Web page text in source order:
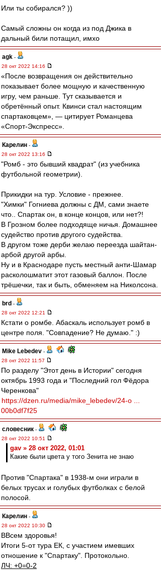
Или ты собирался? ))
Самый сложны он когда из под Джика в
дальный били потащил, имхо
agk -
28 окт 2022 14:16
«После возвращения он действительно
показывает более мощную и качественную
игру, чем раньше. Тут сказывается и
обретённый опыт. Квинси стал настоящим
спартаковцем», — цитирует Романцева
«Спорт-Экспресс».
Карелин -
28 окт 2022 13:16
"Ромб - это бывший квадрат" (из учебника
футбольной геометрии).
Прикидки на тур. Условие - прежнее.
"Химки" Гогниева должны с ДМ, сами знаете
что.. Спартак он, в конце концов, или нет?!
В Грозном более подходяще ничья. Домашнее
судейство против другого судейства.
В другом тоже дерби желаю переезда шайтан-
арбой другой арбы.
Ну и в Краснодаре пусть местный анти-Шамар
расколошматит этот газовый баллон. После
трёшечки, так и быть, обменяем на Николсона.
brd -
28 окт 2022 12:21
Кстати о ромбе. Абаскаль использует ромб в
центре поля. "Совпадение? Не думаю." :)
Mike Lebedev -
28 окт 2022 11:57
По разделу "Этот день в Истории" сегодня
октябрь 1993 года и "Последний гол Фёдора
Черенкова"
https://dzen.ru/media/mike_lebedev/24-o ...
00b0df7f25
словесник -
28 окт 2022 10:51
gav » 28 окт 2022, 01:01
Какие были цвета у того Зенита не знаю
Против "Спартака" в 1938-м они играли в
белых трусах и голубых футболках с белой
полосой.
Карелин -
28 окт 2022 10:30
ВВсем здоровья!
Итоги 5-от тура ЕК, с участием имевших
отношение к "Спартаку". Протокольно.
ЛЧ: +0=0-2